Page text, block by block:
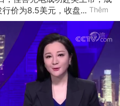
行价为8.5美元，收盘... Thêm